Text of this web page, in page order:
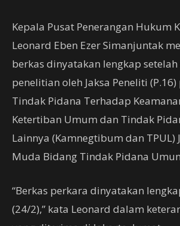
Kepala Pusat Penerangan Hukum
Leonard Eben Ezer Simanjuntak
berkas dinyatakan lengkap
penelitian oleh Jaksa Peneliti
Tindak Pidana Terhadap
Ketertiban Umum dan Tindak
Lainnya (Kamnegtibum dan TPUL)
Muda Bidang Tindak Pidana
“Berkas perkara dinyatakan
(24/2),” kata Leonard dalam